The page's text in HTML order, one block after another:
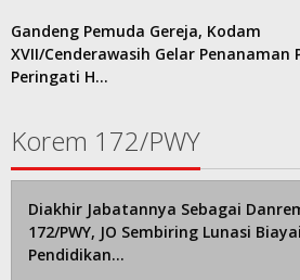
Gandeng Pemuda Gereja, Kodam
XVII/Cenderawasih Gelar Penanaman
Peringati H…
Korem 172/PWY
Diakhir Jabatannya Sebagai
172/PWY, JO Sembiring Lunasi Biayai
Pendidikan…